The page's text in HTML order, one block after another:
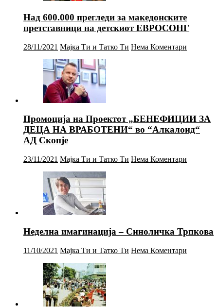
Над 600.000 прегледи за македонските
претставници на детскиот ЕВРОСОНГ
28/11/2021 Мајка Ти и Татко Ти Нема Коментари
Промоција на Проектот „БЕНЕФИЦИИ ЗА
ДЕЦА НА ВРАБОТЕНИ“ во “Алкалоид“
АД Скопје
23/11/2021 Мајка Ти и Татко Ти Нема Коментари
Неделна имагинација – Синоличка Трпкова
11/10/2021 Мајка Ти и Татко Ти Нема Коментари